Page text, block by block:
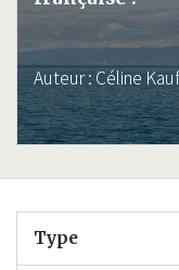
Auteur :Céline
Type